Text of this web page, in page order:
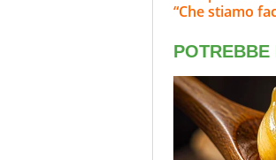
“Che stiamo